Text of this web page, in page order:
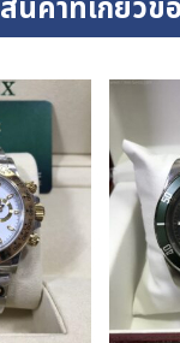
สินค้าที่เกี่ยวข้